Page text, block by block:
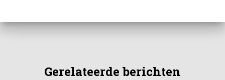
Gerelateerde berichten